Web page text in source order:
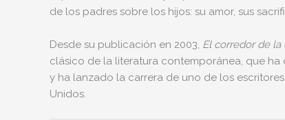
de los padres sobre los hijos: su amor, sus
Desde su publicación en 2003, El corredor de la
clásico de la literatura contemporánea, que
y ha lanzado la carrera de uno de los
Unidos.